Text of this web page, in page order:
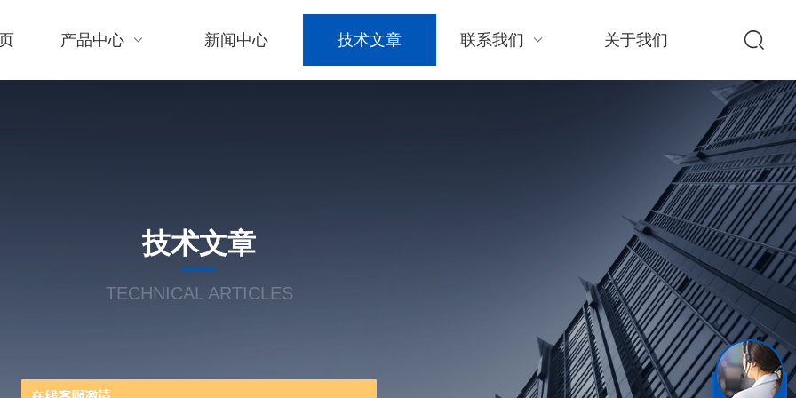
产品中心 新闻中心 技术文章 联系我们 关于我们
技术文章
TECHNICAL ARTICLES